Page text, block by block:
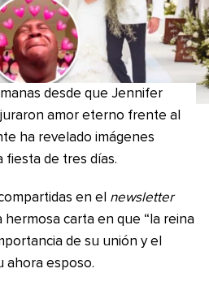
desde que Jennifer
amor eterno frente al
ha revelado imágenes
fiesta de tres días.
en el newsletter
hermosa carta en que “la reina
de su unión y el
ahora esposo.